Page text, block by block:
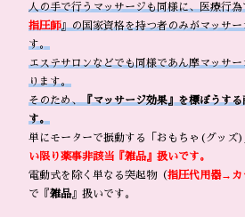
人の手で行うマッサージも同様に、医療行為
指圧師』の国家資格を持つ者のみがマッサ
す。
エステサロンなどでも同様であん摩マッサ
ります。
そのため、『マッサージ効果』を標ぼうす
す。
単にモーターで振動する「おもちゃ(グッズ)
い限り薬事非該当『雑品』扱いです。
電動式を除く単なる突起物（指圧代用器→カ
で『雑品』扱いです。